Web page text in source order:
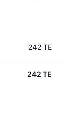
242 TE
242 TE